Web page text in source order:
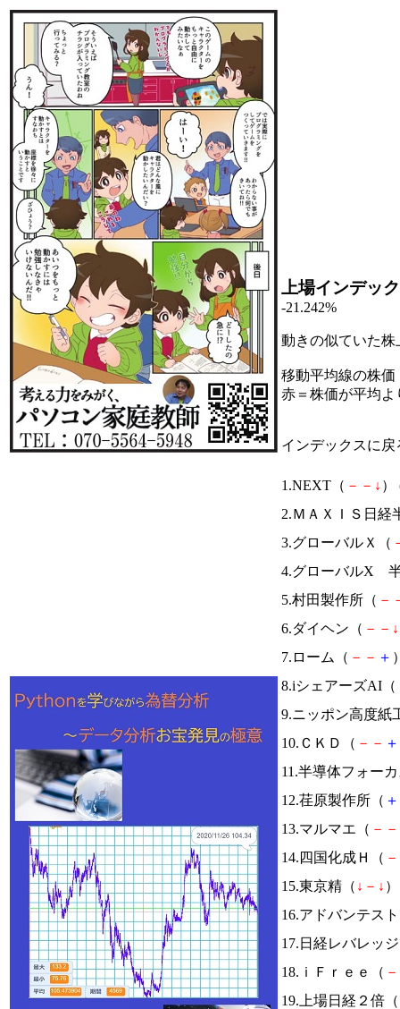
上場インデッ
-21.242%
動きの似ていた
移動平均線の株価
赤＝株価が平均
インデックスに戻
1.NEXT（ － － ↓ ）
2.ＭＡＸＩＳ日経
3.グローバルＸ（
4.グローバルX
5.村田製作所（ －
6.ダイヘン（ － － ↓
7.ローム（ － － ＋
8.iシェアーズAI（
9.ニッポン高度紙
10.ＣＫＤ（ － － ＋
11.半導体フォー
12.荏原製作所（ ＋
13.マルマエ（ － －
14.四国化成Ｈ（ －
15.東京精（ ↓ － ↓
16.アドバンテス
17.日経レバレッ
18.ｉＦｒｅｅ（ －
19.上場日経２倍（